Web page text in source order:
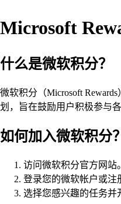
Microsoft
什么是微软积分？
微软积分（Microsoft
划，旨在鼓励用户积极参与
如何加入微软积分？
访问微软积分官方网站。
登录您的微软帐户或注
选择您感兴趣的任务并